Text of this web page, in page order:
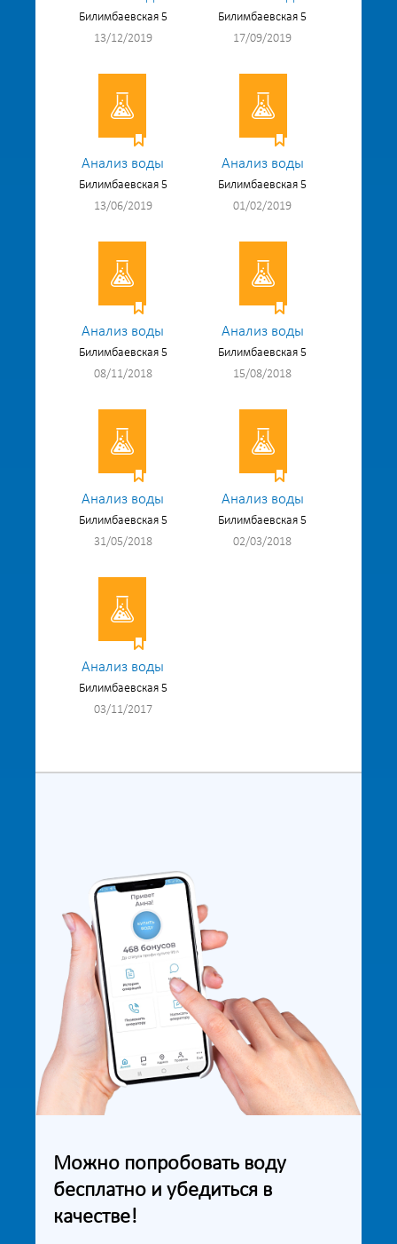
Билимбаевская 5
13/12/2019
Билимбаевская 5
17/09/2019
Анализ воды
Билимбаевская 5
13/06/2019
Анализ воды
Билимбаевская 5
01/02/2019
Анализ воды
Билимбаевская 5
08/11/2018
Анализ воды
Билимбаевская 5
15/08/2018
Анализ воды
Билимбаевская 5
31/05/2018
Анализ воды
Билимбаевская 5
02/03/2018
Анализ воды
Билимбаевская 5
03/11/2017
Можно попробовать воду
бесплатно и убедиться в
качестве!